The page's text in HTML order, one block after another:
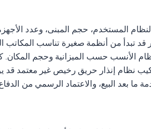
المستخدم، حجم المبنى، وعدد
تبدأ من أنظمة صغيرة تناسب المكاتب
حسب الميزانية وحجم المكان.
نظام إنذار حريق رخيص غير معتمد
بعد البيع، والاعتماد الرسمي من